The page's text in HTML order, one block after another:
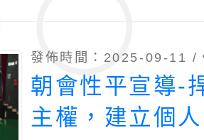
發佈時間：2025-09-11 /
朝會性平宣導-
主權，建立個